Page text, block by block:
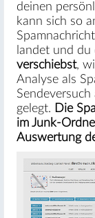
deinen
kann sich so
Spamnachricht
landet und du
verschiebst,
Analyse als
gelegt. Die
im Junk-
Auswertung